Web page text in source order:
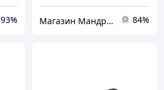
93% Магазин Мандривник 84%